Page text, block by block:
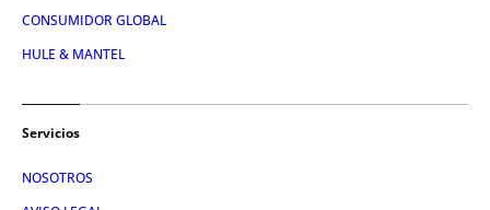
CONSUMIDOR GLOBAL
HULE & MANTEL
Servicios
NOSOTROS